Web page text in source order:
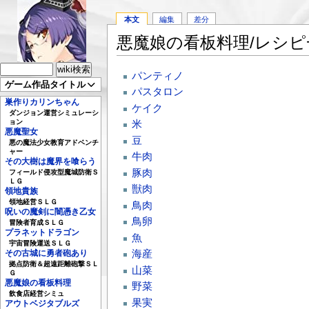
ゲーム作品タイトル
巣作りカリンちゃん
ダンジョン運営シミュレーシ
ョン
悪魔聖女
悪の魔法少女教育アドベンチ
ャー
その大樹は魔界を喰らう
フィールド侵攻型魔城防衛Ｓ
ＬＧ
領地貴族
領地経営ＳＬＧ
呪いの魔剣に闇憑き乙女
冒険者育成ＳＬＧ
プラネットドラゴン
宇宙冒険運送ＳＬＧ
その古城に勇者砲あり
拠点防衛＆超遠距離砲撃ＳＬ
Ｇ
悪魔娘の看板料理
飲食店経営シミュ
アウトベジタブルズ
本文 編集 差分
悪魔娘の看板料理/レシ
パンティノ
パスタロン
ケイク
米
豆
牛肉
豚肉
獣肉
鳥肉
鳥卵
魚
海産
山菜
野菜
果実